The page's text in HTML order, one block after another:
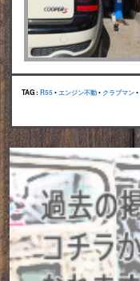
TAG : R55•エンジン不動• クラブマン•